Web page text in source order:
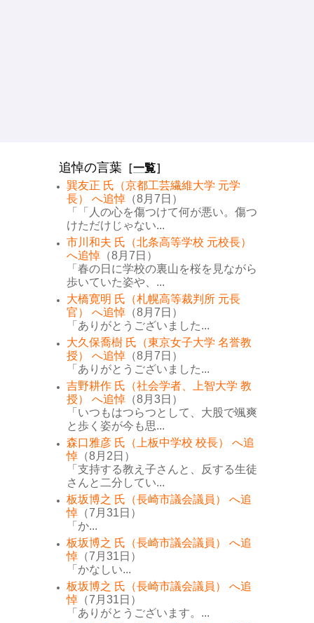
追悼の言葉 ［一覧］
巽友正 氏（京都工芸繊維大学 元学
長） へ追悼 （8月7日）
「「人の心を傷つけて何が悪い。傷つ
けただけじゃない...
市川和夫 氏（北条高等学校 元校長）
へ追悼 （8月7日）
「春の日に学校の裏山を桜を見ながら
歩いていた姿や、...
大橋寛明 氏（札幌高等裁判所 元長
官） へ追悼 （8月7日）
「ありがとうございました...
大久保喬樹 氏（東京女子大学 名誉教
授） へ追悼 （8月7日）
「ありがとうございました...
吉野耕作 氏（社会学者、上智大学 教
授） へ追悼 （8月3日）
「いつもはつらつとして、大股で颯爽
と歩く姿が今も思...
森口雅彦 氏（上板中学校 校長） へ追
悼 （8月2日）
「支持する教え子さんと、反する生徒
さんと二分してい...
板坂博之 氏（長崎市議会議員） へ追
悼 （7月31日）
「か...
板坂博之 氏（長崎市議会議員） へ追
悼 （7月31日）
「かなしい...
板坂博之 氏（長崎市議会議員） へ追
悼 （7月31日）
「ありがとうございます。...